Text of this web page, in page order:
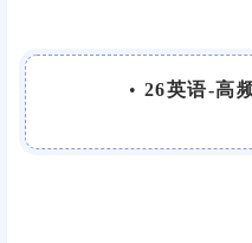
• 26英语-高